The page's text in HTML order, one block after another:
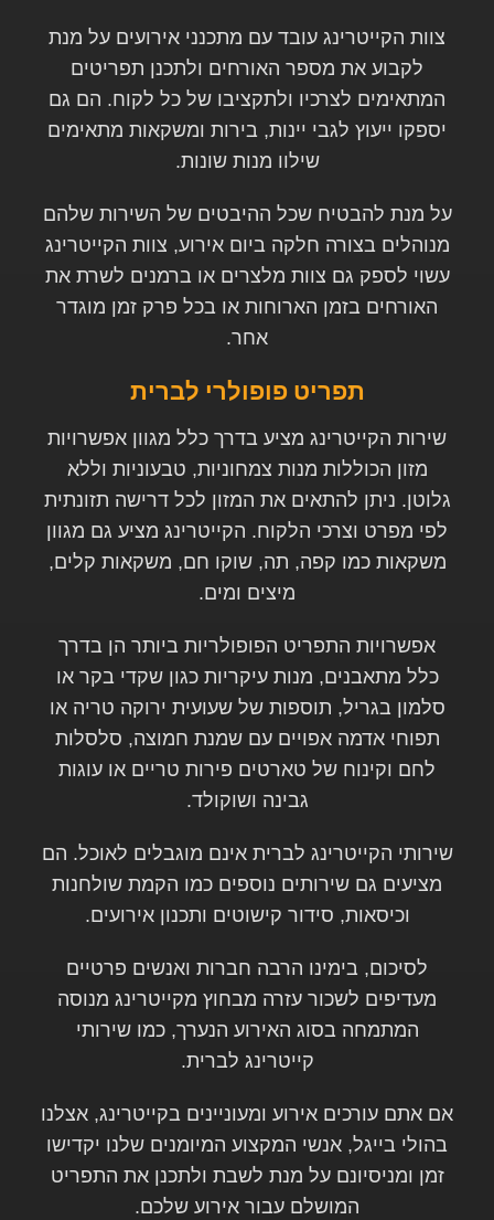
צוות הקייטרינג עובד עם מתכנני אירועים על מנת
לקבוע את מספר האורחים ולתכנן תפריטים
המתאימים לצרכיו ולתקציבו של כל לקוח. הם גם
יספקו ייעוץ לגבי יינות, בירות ומשקאות מתאימים
שילוו מנות שונות.
על מנת להבטיח שכל ההיבטים של השירות שלהם
מנוהלים בצורה חלקה ביום אירוע, צוות הקייטרינג
עשוי לספק גם צוות מלצרים או ברמנים לשרת את
האורחים בזמן הארוחות או בכל פרק זמן מוגדר
אחר.
תפריט פופולרי לברית
שירות הקייטרינג מציע בדרך כלל מגוון אפשרויות
מזון הכוללות מנות צמחוניות, טבעוניות וללא
גלוטן. ניתן להתאים את המזון לכל דרישה תזונתית
לפי מפרט וצרכי הלקוח. הקייטרינג מציע גם מגוון
משקאות כמו קפה, תה, שוקו חם, משקאות קלים,
מיצים ומים.
אפשרויות התפריט הפופולריות ביותר הן בדרך
כלל מתאבנים, מנות עיקריות כגון שקדי בקר או
סלמון בגריל, תוספות של שעועית ירוקה טריה או
תפוחי אדמה אפויים עם שמנת חמוצה, סלסלות
לחם וקינוח של טארטים פירות טריים או עוגות
גבינה ושוקולד.
שירותי הקייטרינג לברית אינם מוגבלים לאוכל. הם
מציעים גם שירותים נוספים כמו הקמת שולחנות
וכיסאות, סידור קישוטים ותכנון אירועים.
לסיכום, בימינו הרבה חברות ואנשים פרטיים
מעדיפים לשכור עזרה מבחוץ מקייטרינג מנוסה
המתמחה בסוג האירוע הנערך, כמו שירותי
קייטרינג לברית.
אם אתם עורכים אירוע ומעוניינים בקייטרינג, אצלנו
בהולי בייגל, אנשי המקצוע המיומנים שלנו יקדישו
זמן ומניסיונם על מנת לשבת ולתכנן את התפריט
המושלם עבור אירוע שלכם.